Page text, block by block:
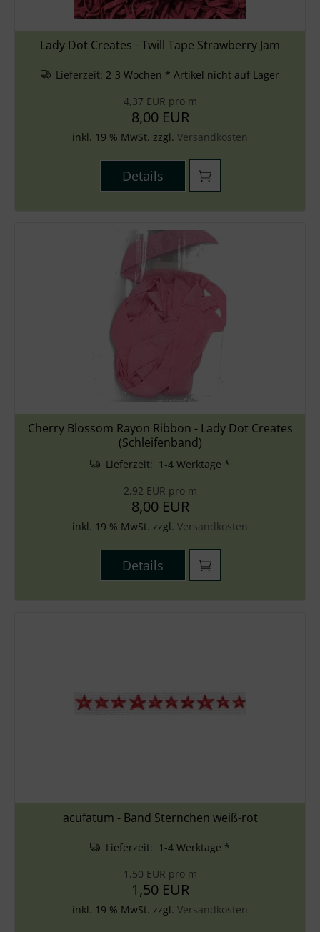
Lady Dot Creates - Twill Tape Strawberry Jam
Lieferzeit: 2-3 Wochen * Artikel nicht auf Lager
4,37 EUR pro m
8,00 EUR
inkl. 19 % MwSt. zzgl. Versandkosten
Details
Cherry Blossom Rayon Ribbon - Lady Dot Creates
(Schleifenband)
Lieferzeit: 1-4 Werktage *
2,92 EUR pro m
8,00 EUR
inkl. 19 % MwSt. zzgl. Versandkosten
Details
acufatum - Band Sternchen weiß-rot
Lieferzeit: 1-4 Werktage *
1,50 EUR pro m
1,50 EUR
inkl. 19 % MwSt. zzgl. Versandkosten